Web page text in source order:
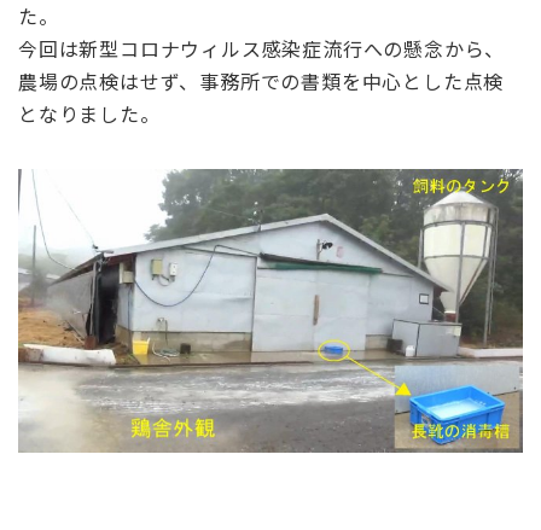
た。
今回は新型コロナウィルス感染症流行への懸念から、
農場の点検はせず、事務所での書類を中心とした点検
となりました。